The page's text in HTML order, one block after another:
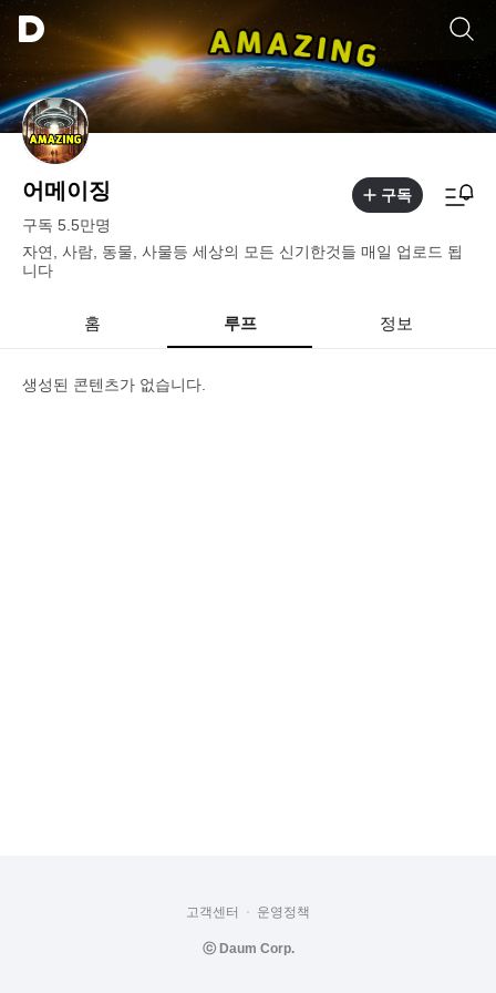
어메이징
구독 5.5만명
자연, 사람, 동물, 사물등 세상의 모든 신기한것들 매일 업로드 됩
니다
구독
홈 루프 정보
생성된 콘텐츠가 없습니다.
고객센터 운영정책
ⓒ Daum Corp.